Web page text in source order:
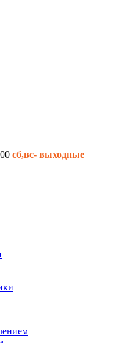
сб,вс- выходные